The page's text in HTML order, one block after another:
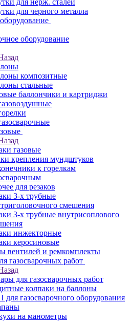
для нерж. сталей
для черного металла
оборудование
композитные
стальные
баллончики и картриджи
газовые
крепления мундштуков
к горелкам
для резаков
3-х трубные
смешения
3-х трубные внутрисоплового
инжекторные
керосиновые
вентилей и ремкомплекты
газосварочных работ
для газосварочных работ
колпаки на баллоны
для газосварочного оборудования
на манометры